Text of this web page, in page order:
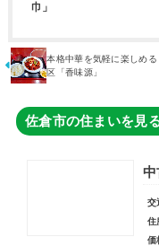
巾」
本格中華を気軽に楽しめ
区「香味源」
佐倉市の住まいを見
交
住
価